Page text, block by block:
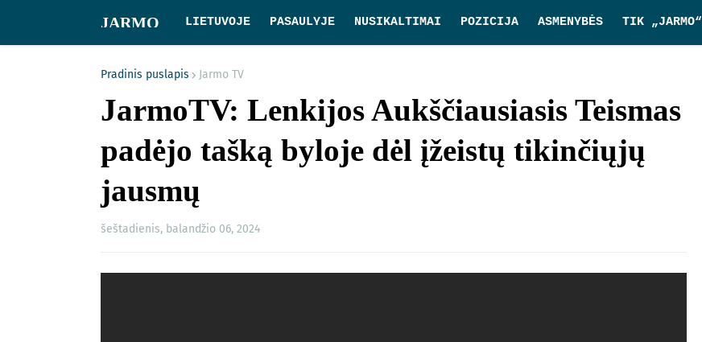
JARMO LIETUVOJE PASAULYJE NUSIKALTIMAI POZICIJA ASMENYBĖS TIK „JARMO“
Pradinis puslapis Jarmo TV
JarmoTV: Lenkijos Aukščiausiasis Teismas
padėjo tašką byloje dėl įžeistų tikinčiųjų
jausmų
šeštadienis, balandžio 06, 2024